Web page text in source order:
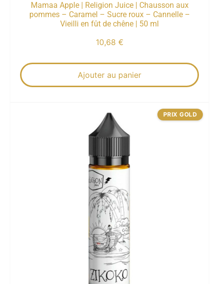
Mamaa Apple | Religion Juice | Chausson aux
pommes – Caramel – Sucre roux – Cannelle –
Vieilli en fût de chêne | 50 ml
10,68 €
Ajouter au panier
PRIX GOLD